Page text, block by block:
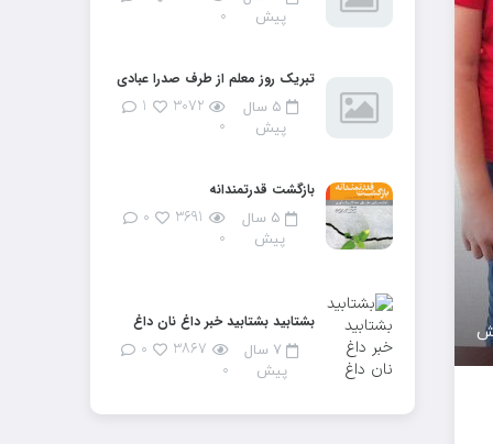
پیش
۰
تبریک روز معلم از طرف صدرا عبادی
۵ سال
پیش
۳۰۷۲
۱
۰
بازگشت قدرتمندانه
۵ سال
پیش
۰
بشتابید بشتابید خبر داغ نان داغ
۷ سال
پیش
۰